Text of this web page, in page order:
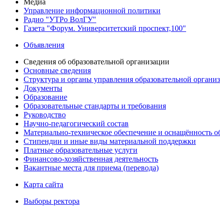
Медиа
Управление информационной политики
Радио "УТРо ВолГУ"
Газета "Форум. Университетский проспект,100"
Объявления
Сведения об образовательной организации
Основные сведения
Структура и органы управления образовательной
Документы
Образование
Образовательные стандарты и требования
Руководство
Научно-педагогический состав
Материально-техническое обеспечение и оснащённость
Стипендии и иные виды материальной поддержки
Платные образовательные услуги
Финансово-хозяйственная деятельность
Вакантные места для приема (перевода)
Карта сайта
Выборы ректора